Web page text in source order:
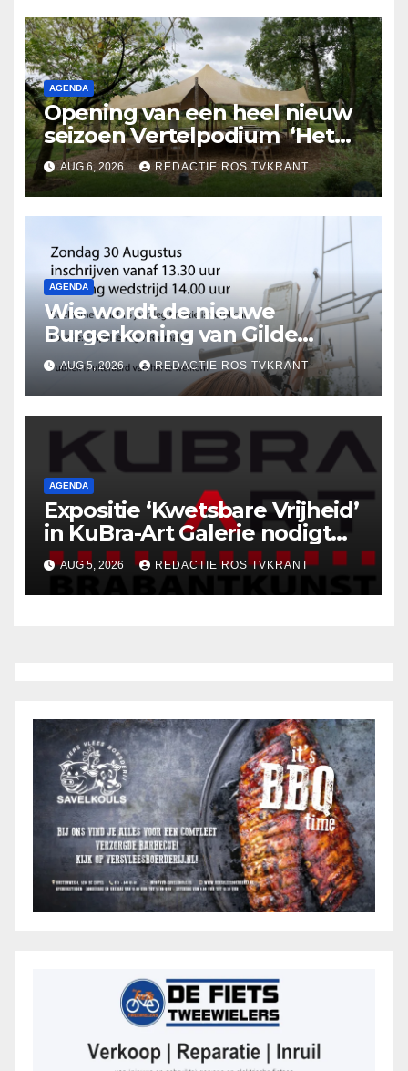
AGENDA
Opening van een heel nieuw
seizoen Vertelpodium ‘Het
Lopende Vuur’. Landelijke
verhalen in Bomentuin D’n
Hooidonk
AUG 6, 2026 REDACTIE ROS TVKRANT
AGENDA
Wie wordt de nieuwe
Burgerkoning van Gilde
Rosmalen !
AUG 5, 2026 REDACTIE ROS TVKRANT
AGENDA
Expositie ‘Kwetsbare Vrijheid’
in KuBra-Art Galerie nodigt
uit tot ontmoeting en
reflectie
AUG 5, 2026 REDACTIE ROS TVKRANT